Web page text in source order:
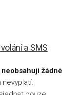
a SMS
žádné
nevyplatí.